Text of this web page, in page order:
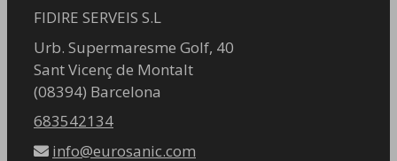
FIDIRE SERVEIS S.L
Urb. Supermaresme Golf, 40
Sant Vicenç de Montalt
(08394) Barcelona
683542134
info@eurosanic.com